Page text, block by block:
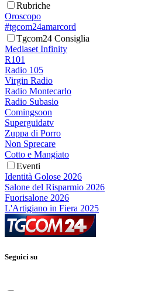
Rubriche
Oroscopo
#tgcom24amarcord
Tgcom24 Consiglia
Mediaset Infinity
R101
Radio 105
Virgin Radio
Radio Montecarlo
Radio Subasio
Comingsoon
Superguidatv
Zuppa di Porro
Non Sprecare
Cotto e Mangiato
Eventi
Identità Golose 2026
Salone del Risparmio 2026
Fuorisalone 2026
L'Artigiano in Fiera 2025
Seguici su